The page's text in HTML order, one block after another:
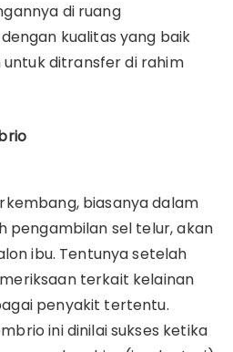
di ruang
kualitas yang baik
ditransfer di rahim
biasanya dalam
pengambilan sel telur, akan
ibu. Tentunya setelah
terkait kelainan
penyakit tertentu.
ini dinilai sukses ketika